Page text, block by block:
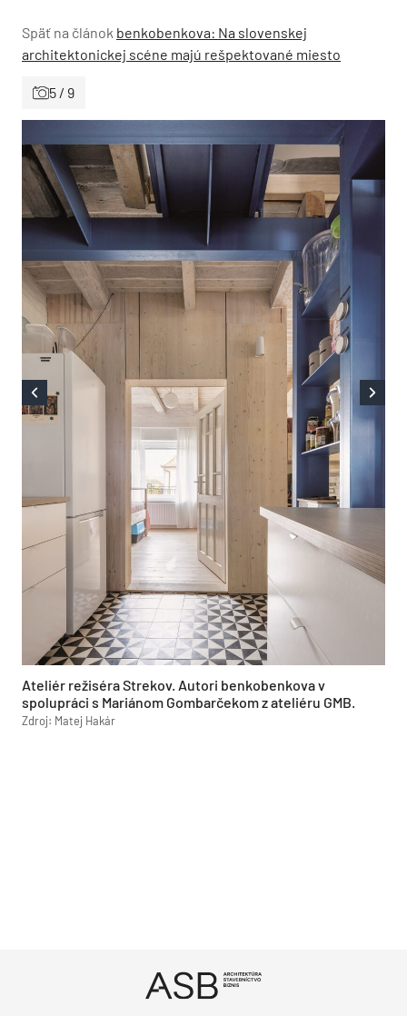
Späť na článok benkobenkova: Na slovenskej
architektonickej scéne majú rešpektované miesto
5 / 9
Ateliér režiséra Strekov. Autori benkobenkova v
spolupráci s Mariánom Gombarčekom z ateliéru GMB.
Zdroj: Matej Hakár